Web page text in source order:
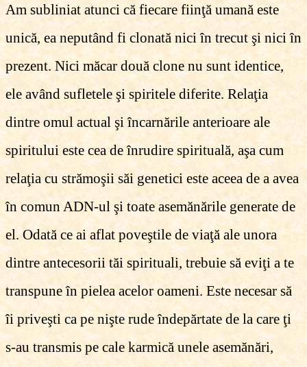
Am subliniat atunci că fiecare fiinţă umană este
unică, ea neputând fi clonată nici în trecut şi nici în
prezent. Nici măcar două clone nu sunt identice,
ele având sufletele şi spiritele diferite. Relaţia
dintre omul actual şi încarnările anterioare ale
spiritului este cea de înrudire spirituală, aşa cum
relaţia cu strămoşii săi genetici este aceea de a avea
în comun ADN-ul şi toate asemănările generate de
el. Odată ce ai aflat poveştile de viaţă ale unora
dintre antecesorii tăi spirituali, trebuie să eviţi a te
transpune în pielea acelor oameni. Este necesar să
îi priveşti ca pe nişte rude îndepărtate de la care ţi
s-au transmis pe cale karmică unele asemănări,